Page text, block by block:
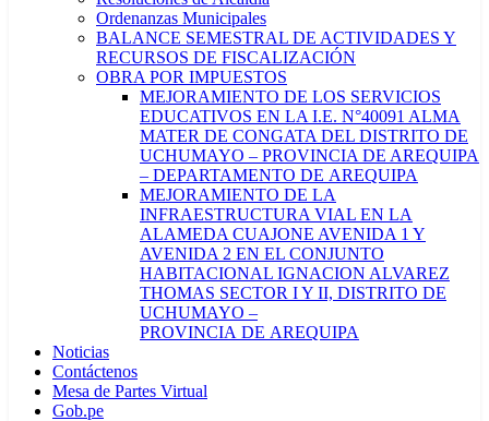
Ordenanzas Municipales
BALANCE SEMESTRAL DE ACTIVIDADES Y
RECURSOS DE FISCALIZACIÓN
OBRA POR IMPUESTOS
MEJORAMIENTO DE LOS SERVICIOS
EDUCATIVOS EN LA I.E. N°40091 ALMA
MATER DE CONGATA DEL DISTRITO DE
UCHUMAYO – PROVINCIA DE AREQUIPA
– DEPARTAMENTO DE AREQUIPA
MEJORAMIENTO DE LA
INFRAESTRUCTURA VIAL EN LA
ALAMEDA CUAJONE AVENIDA 1 Y
AVENIDA 2 EN EL CONJUNTO
HABITACIONAL IGNACION ALVAREZ
THOMAS SECTOR I Y II, DISTRITO DE
UCHUMAYO –
PROVINCIA DE AREQUIPA
Noticias
Contáctenos
Mesa de Partes Virtual
Gob.pe